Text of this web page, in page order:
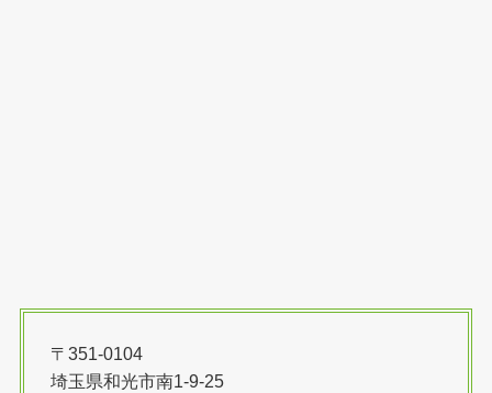
〒351-0104
埼玉県和光市南1-9-25